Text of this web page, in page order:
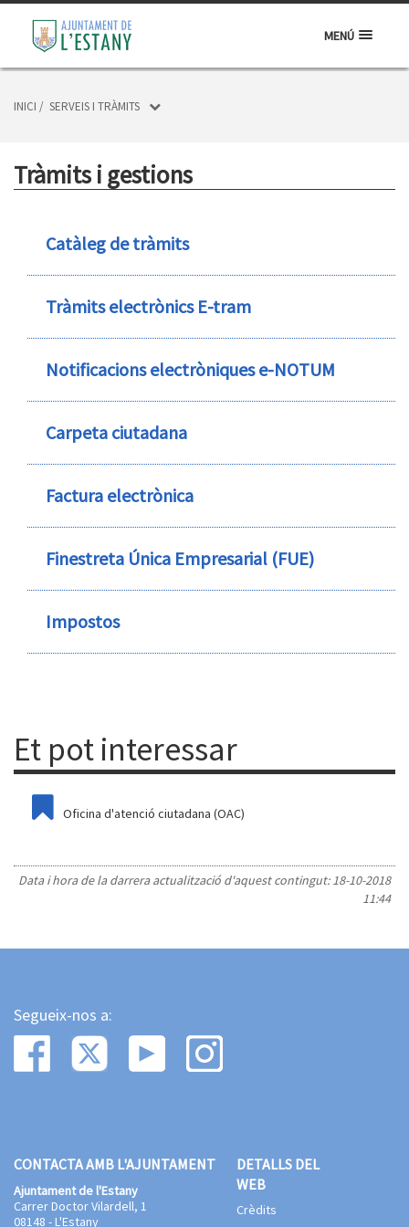
MENÚ
INICI / SERVEIS I TRÀMITS
Tràmits i gestions
Catàleg de tràmits
Tràmits electrònics E-tram
Notificacions electròniques e-NOTUM
Carpeta ciutadana
Factura electrònica
Finestreta Única Empresarial (FUE)
Impostos
Et pot interessar
Oficina d'atenció ciutadana (OAC)
Data i hora de la darrera actualització d'aquest contingut:18-10-2018
11:44
Segueix-nos a:
CONTACTA AMB L'AJUNTAMENT
Ajuntament de l'Estany
Carrer Doctor Vilardell, 1
08148 - L'Estany
DETALLS DEL
WEB
Crèdits